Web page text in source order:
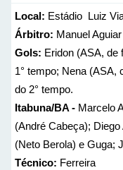
Local: Estádio Luiz
Árbitro: Manuel
Gols: Eridon (ASA, de
1° tempo; Nena (ASA,
do 2° tempo.
Itabuna/BA - Marcelo
(André Cabeça);
(Neto Berola) e Guga;
Técnico: Ferreira